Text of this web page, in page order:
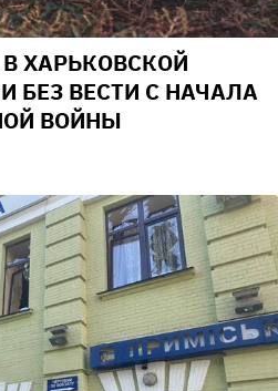
ХАРЬКОВСКОЙ
БЕЗ ВЕСТИ С НАЧАЛА
ВОЙНЫ